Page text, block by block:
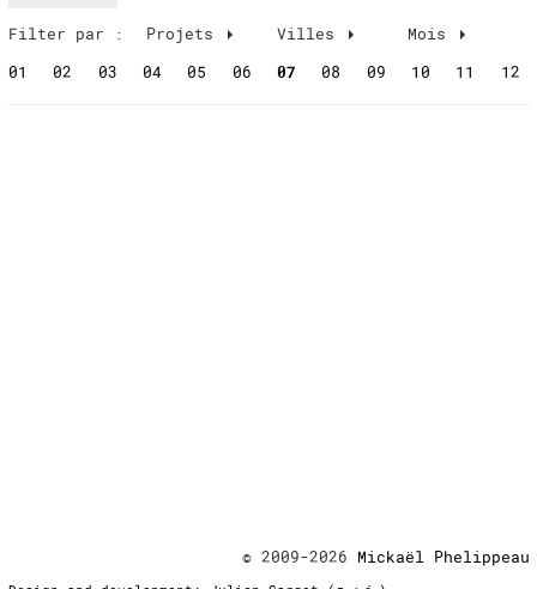
Filter par : Projets Villes Mois
01 02 03 04 05 06 07 08 09 10 11 12
© 2009-2026 Mickaël Phelippeau